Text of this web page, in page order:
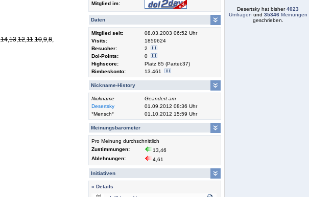
Mitglied im:
Daten
Mitglied seit:
08.03.2003 06:52 Uhr
Visits:
1859624
Besucher:
2
Dol-Points:
0
Highscore:
Platz 85 (Partei:37)
Bimbeskonto:
13.461
Nickname-History
Nickname
Geändert am
Desertsky
01.09.2012 08:36 Uhr
°Mensch°
01.10.2012 15:59 Uhr
Meinungsbarometer
Pro Meinung durchschnittlich
Zustimmungen:
13,46
Ablehnungen:
4,61
Initiativen
» Details
,14,13,12,11,10,9,8,
Desertsky hat bisher4023
Umfragen und 35346Meinungen
geschrieben.